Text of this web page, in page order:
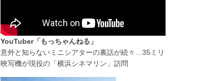
YouTuber「もっちゃんねる」
意外と知らないミニシアターの裏話が続々…35ミリ
映写機が現役の「横浜シネマリン」訪問